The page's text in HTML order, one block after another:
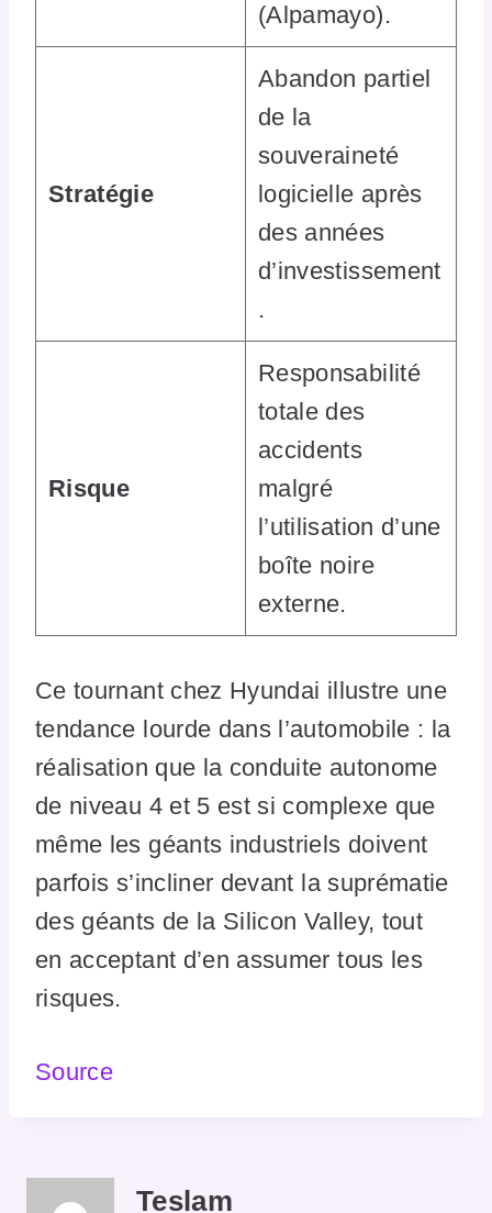
(Alpamayo).
Stratégie
Abandon partiel
de la
souveraineté
logicielle après
des années
d’investissement
.
Risque
Responsabilité
totale des
accidents
malgré
l’utilisation d’une
boîte noire
externe.
Ce tournant chez Hyundai illustre une
tendance lourde dans l’automobile : la
réalisation que la conduite autonome
de niveau 4 et 5 est si complexe que
même les géants industriels doivent
parfois s’incliner devant la suprématie
des géants de la Silicon Valley, tout
en acceptant d’en assumer tous les
risques.
Source
Teslam